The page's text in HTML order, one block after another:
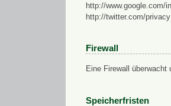
http://www.google.com/
http://twitter.com/privacy
Firewall
Eine Firewall
Speicherfristen